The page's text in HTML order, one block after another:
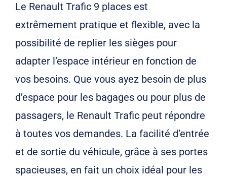
Le Renault Trafic 9 places est
extrêmement pratique et flexible, avec la
possibilité de replier les sièges pour
adapter l’espace intérieur en fonction de
vos besoins. Que vous ayez besoin de plus
d’espace pour les bagages ou pour plus de
passagers, le Renault Trafic peut répondre
à toutes vos demandes. La facilité d’entrée
et de sortie du véhicule, grâce à ses portes
spacieuses, en fait un choix idéal pour les